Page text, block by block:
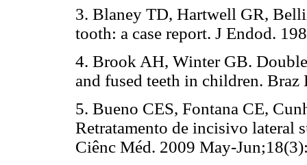
3. Blaney TD, Hartwell GR,
tooth: a case report. J
4. Brook AH, Winter GB.
and fused teeth in children.
5. Bueno CES, Fontana CE,
Retratamento de incisivo lateral
Ciênc Méd. 2009 May-